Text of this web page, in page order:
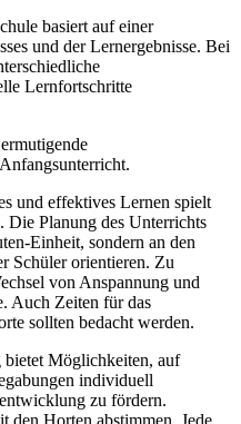
basiert auf einer
und der Lernergebnisse. Bei
Lernfortschritte
und effektives Lernen spielt
Die Planung des Unterrichts
Einheit, sondern an den
Schüler orientieren. Zu
von Anspannung und
Auch Zeiten für das
sollten bedacht werden.
Möglichkeiten, auf
individuell
zu fördern.